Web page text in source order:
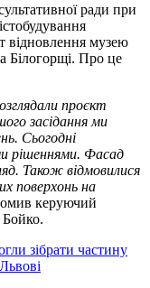
ради при
відновлення музею
Білогорщі. Про це
проєкт
засідання ми
Сьогодні
рішеннями. Фасад
Також відмовилися
поверхонь на
керуючий
Бойко.
зібрати частину